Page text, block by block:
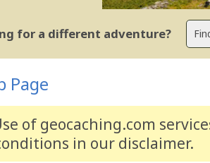
for a different adventure?
Page
of geocaching.com
in our disclaimer.